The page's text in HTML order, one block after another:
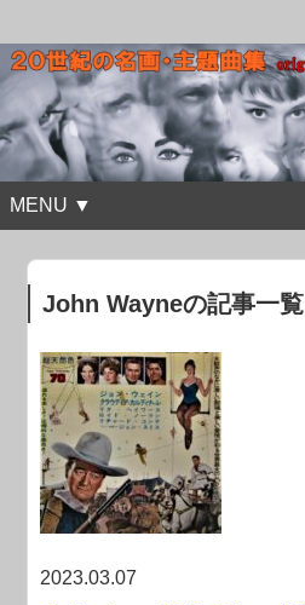
MENU ▼
John Wayneの記事一覧
2023.03.07